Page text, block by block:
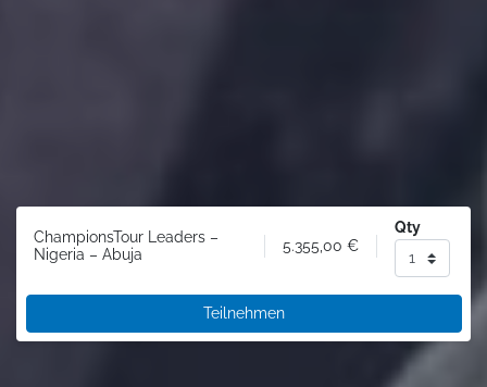
ChampionsTour Leaders –
Nigeria – Abuja
5.355,00 €
Qty
Teilnehmen